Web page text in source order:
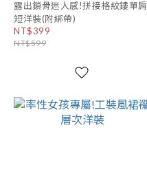
露出鎖骨迷人感!拼接格紋鏤單肩
短洋裝(附綁帶)
NT$399
NT$599